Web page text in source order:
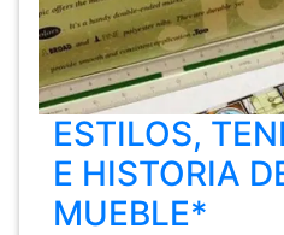
ESTILOS,
E HISTORIA
MUEBLE*